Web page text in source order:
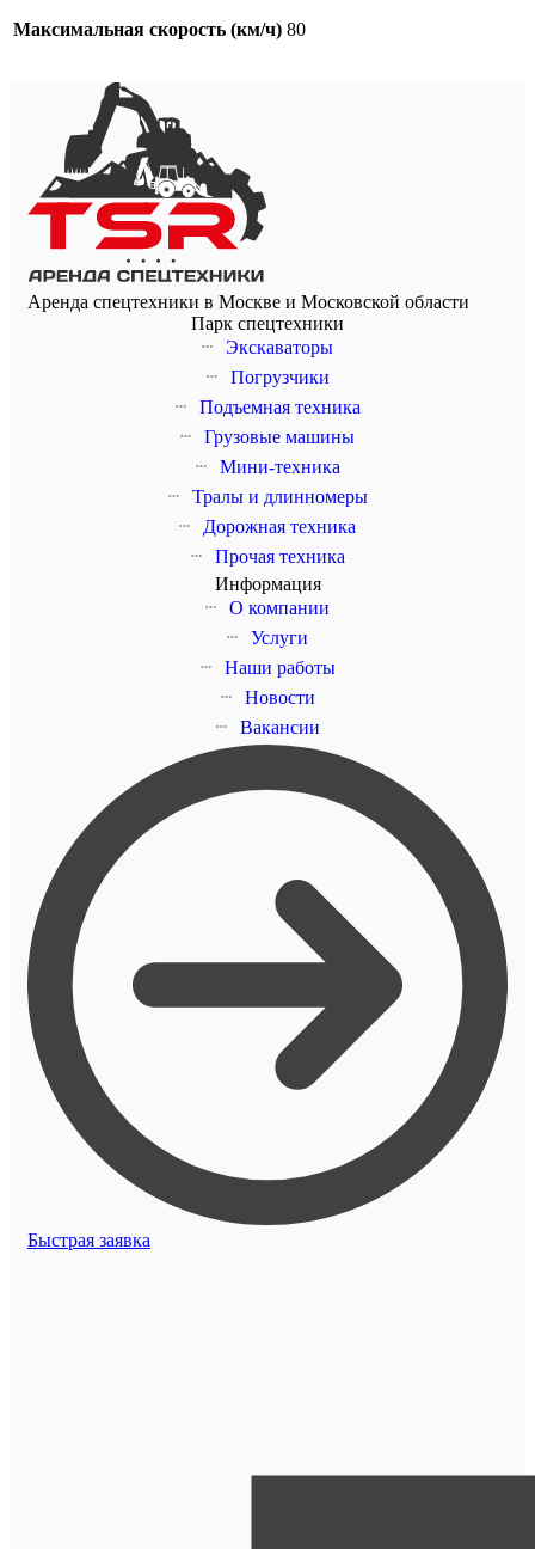
Максимальная скорость (км/ч) 80
Аренда спецтехники в Москве и Московской области
Парк спецтехники
Экскаваторы
Погрузчики
Подъемная техника
Грузовые машины
Мини-техника
Тралы и длинномеры
Дорожная техника
Прочая техника
Информация
О компании
Услуги
Наши работы
Новости
Вакансии
Быстрая заявка